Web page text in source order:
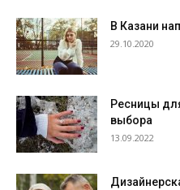
В Казани
29.10.2020
Ресницы
выбора
13.09.2022